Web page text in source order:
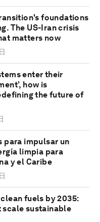
foundations
The US-Iran crisis
matters now
enter their
how is
the future of
para impulsar un
limpia para
y el Caribe
fuels by 2035:
scale sustainable